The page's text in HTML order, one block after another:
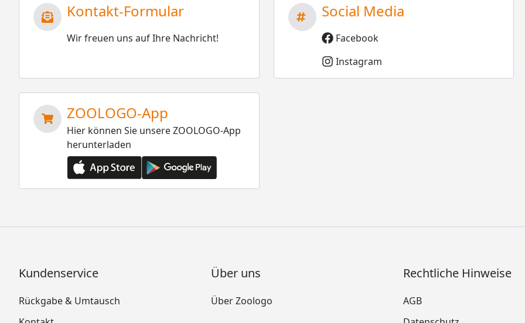
Kontakt-Formular
Wir freuen uns auf Ihre Nachricht!
Social Media
Facebook
Instagram
ZOOLOGO-App
Hier können Sie unsere ZOOLOGO-App
herunterladen
Kundenservice
Rückgabe & Umtausch
Über uns
Über Zoologo
Rechtliche Hinweise
AGB